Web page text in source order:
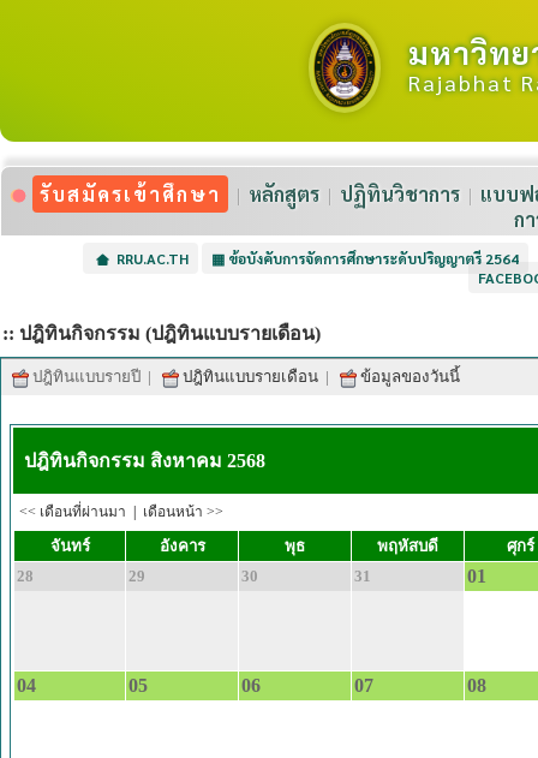
มหาวิท
Rajabhat
รับสมัครเข้าศึกษา หลักสูตร ปฏิทินวิชาการ
แบบฟ
ก
RRU.AC.TH ▦ ข้อบังคับการจัดการศึกษาระดับปริญญาตรี 2564
:: ปฎิทินกิจกรรม (ปฎิทินแบบรายเดือน)
ปฎิทินแบบรายปี | ปฎิทินแบบรายเดือน | ข้อมูลของวันนี้
ปฎิทินกิจกรรม สิงหาคม 2568
<< เดือนที่ผ่านมา | เดือนหน้า >>
จันทร์ อังคาร พุธ พฤหัสบดี
ศุกร์
28
29 30 31 01
04 05 06 07 08